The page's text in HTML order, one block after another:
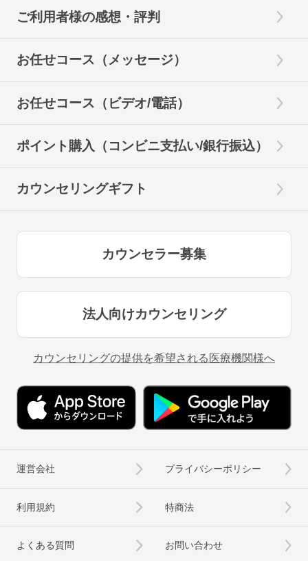
ご利用者様の感想・評判
お任せコース（メッセージ）
お任せコース（ビデオ/電話）
ポイント購入（コンビニ支払い/銀行振込）
カウンセリングギフト
カウンセラー募集
法人向けカウンセリング
カウンセリングの提供を希望される医療機関様へ
運営会社 プライバシーポリシー
利用規約 特商法
よくある質問 お問い合わせ